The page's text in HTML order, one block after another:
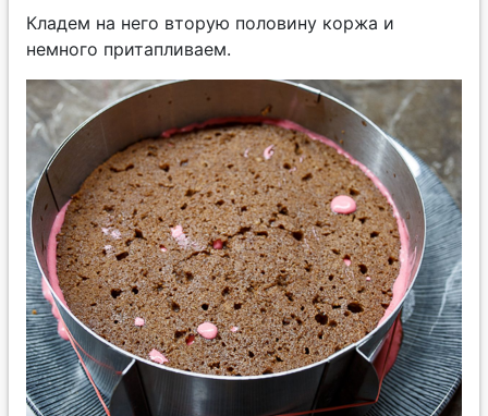
Кладем на него вторую половину коржа и
немного притапливаем.